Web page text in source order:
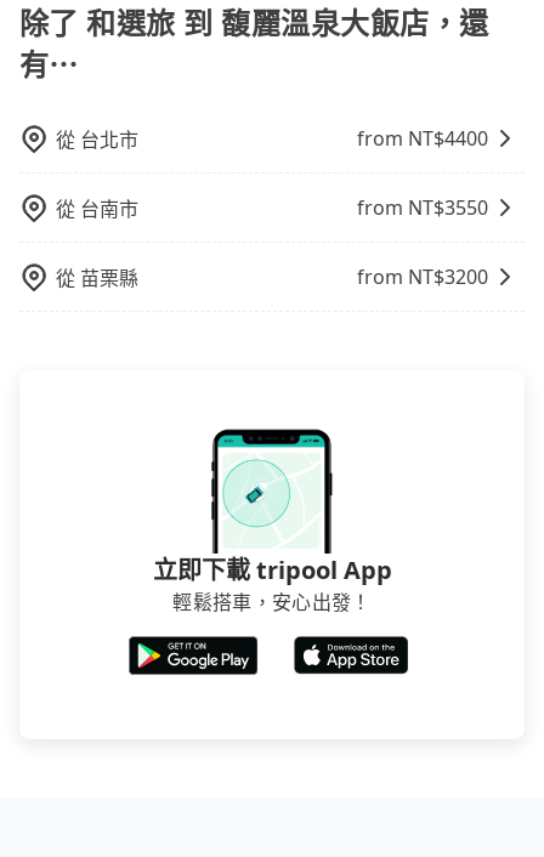
AFTEE 先享受後付款等。若您沒有信用卡，建議可以使
用 AFTEE 的服務，您可以在訂單成立後的14天內到超商
櫃檯繳費，或者利用 ATM 完成匯款。
除了 和選旅 到 馥麗溫泉大飯店，還
有⋯
從 台北市 from NT$4400
從 台南市 from NT$3550
從 苗栗縣 from NT$3200
立即下載 tripool App
輕鬆搭車，安心出發！